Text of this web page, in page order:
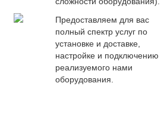
Предоставляем для вас
полный спектр услуг по
установке и доставке,
настройке и подключению
реализуемого нами
оборудования.